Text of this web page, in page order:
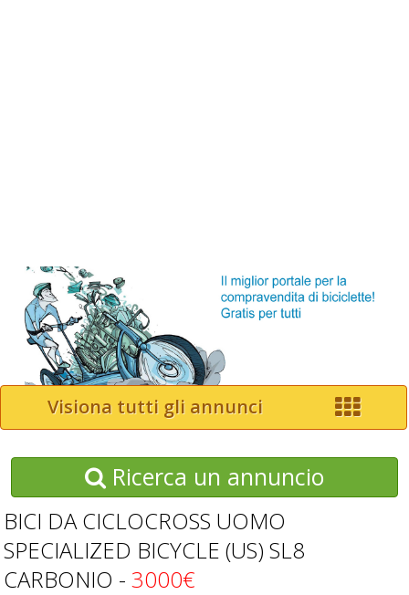
Visiona tutti gli annunci
Ricerca un annuncio
BICI DA CICLOCROSS UOMO
SPECIALIZED BICYCLE (US) SL8
CARBONIO -3000€